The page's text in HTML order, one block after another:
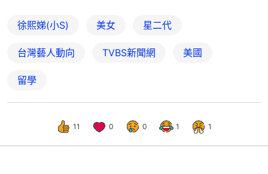
徐熙娣(小S) 美女 星二代
台灣藝人動向 TVBS新聞網 美國
留學
11 0 0 1 1